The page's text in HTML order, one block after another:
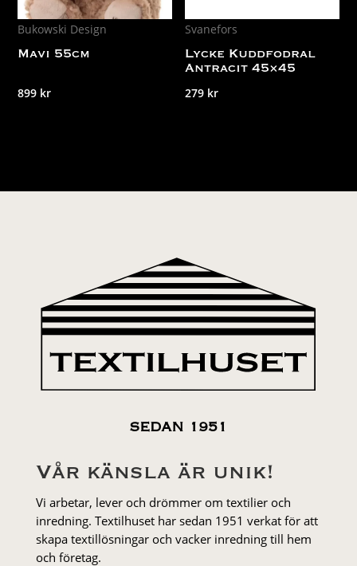
Bukowski Design
Mavi 55cm
899 kr
Svanefors
Lycke Kuddfodral
Antracit 45×45
279 kr
SEDAN 1951
Vår känsla är unik!
Vi arbetar, lever och drömmer om textilier och
inredning. Textilhuset har sedan 1951 verkat för att
skapa textillösningar och vacker inredning till hem
och företag.